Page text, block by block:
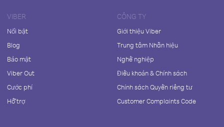
VIBER
Nổi bật
Blog
Bảo mật
Viber Out
Cước phí
Hỗ trợ
CÔNG TY
Giới thiệu Viber
Trung tâm Nhãn hiệu
Nghề nghiệp
Điều khoản & Chính sách
Chính sách Quyền riêng tư
Customer Complaints Code